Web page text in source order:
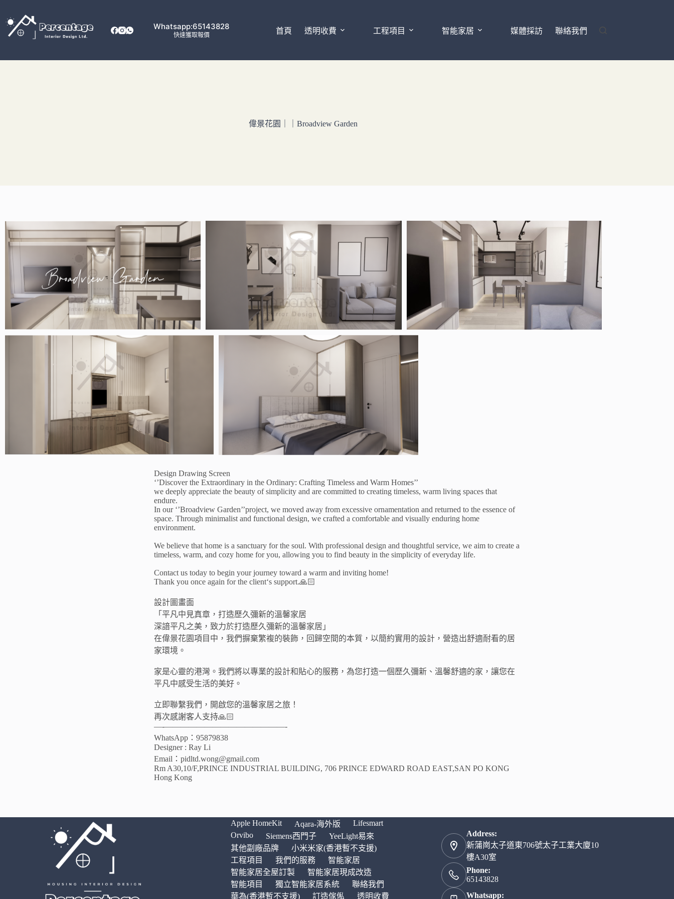
Whatsapp:65143828
快速獲取報價 首頁 透明收費 工程項目 智能家居 媒體採訪 聯絡我們
偉景花園｜｜Broadview Garden
Design Drawing Screen
‘’Discover the Extraordinary in the Ordinary: Crafting Timeless and Warm Homes’’
we deeply appreciate the beauty of simplicity and are committed to creating timeless, warm living spaces that
endure.
In our ‘’Broadview Garden’’project, we moved away from excessive ornamentation and returned to the essence of
space. Through minimalist and functional design, we crafted a comfortable and visually enduring home
environment.
We believe that home is a sanctuary for the soul. With professional design and thoughtful service, we aim to create a
timeless, warm, and cozy home for you, allowing you to find beauty in the simplicity of everyday life.
Contact us today to begin your journey toward a warm and inviting home!
Thank you once again for the client‘s support.🙏🏻
設計圖畫面
「平凡中見真章，打造歷久彌新的溫馨家居
深諳平凡之美，致力於打造歷久彌新的溫馨家居」
在偉景花園項目中，我們摒棄繁複的裝飾，回歸空間的本質，以簡約實用的設計，營造出舒適耐看的居
家環境。
家是心靈的港灣。我們將以專業的設計和貼心的服務，為您打造一個歷久彌新、溫馨舒適的家，讓您在
平凡中感受生活的美好。
立即聯繫我們，開啟您的溫馨家居之旅！
再次感謝客人支持🙏🏻
—-———————————————-
WhatsApp：95879838
Designer : Ray Li
Email：pidltd.wong@gmail.com
Rm A30,10/F,PRINCE INDUSTRIAL BUILDING, 706 PRINCE EDWARD ROAD EAST,SAN PO KONG
Hong Kong
Apple HomeKit Aqara-海外版
Lifesmart
Orvibo
Siemens西門子
YeeLight易來
其他副廠品牌
小米米家(香港暫不支援)
工程項目
我們的服務
智能家居
智能家居全屋訂製
智能家居現成改造
智能項目
獨立智能家居系統
聯絡我們
華為(香港暫不支援)
訂造傢俬 透明收費
Address:
新蒲崗太子道東706號太子工業大廈10
樓A30室
Phone:
65143828
Whatsapp: